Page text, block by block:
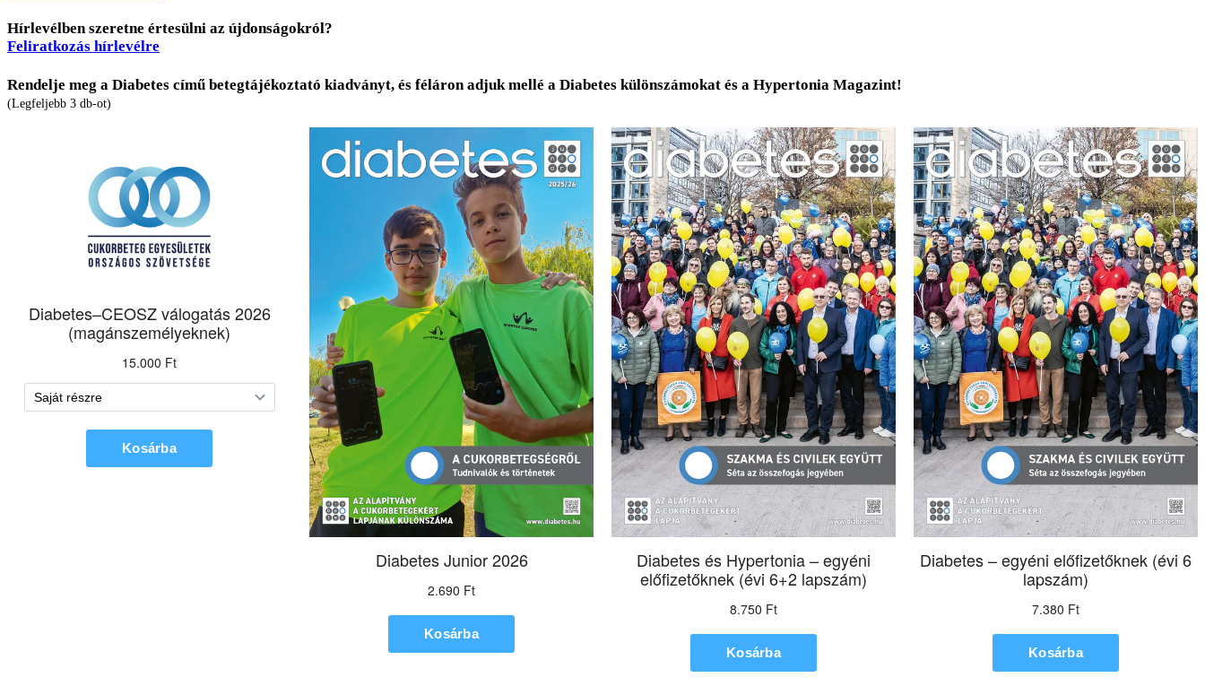
Hírlevélben szeretne értesülni az újdonságokról?
Feliratkozás hírlevélre
Rendelje meg a Diabetes című betegtájékoztató kiadványt, és féláron adjuk mellé a Diabetes különszámokat és a Hypertonia Magazint!
(Legfeljebb 3 db-ot)